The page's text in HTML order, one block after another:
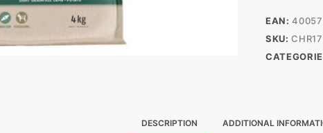
Bárány,
burgonya
-
EAN:
SKU:
DESCRIPTION ADDITIONAL